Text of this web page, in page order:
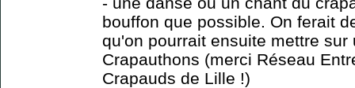
bouffon que possible. On ferait
qu'on pourrait ensuite mettre
Crapauthons (merci Réseau
Crapauds de Lille !)